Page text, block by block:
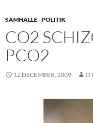
SAMHÄLLE - POLITIK
CO2
PCO2
12 DECEMBER, 2009 O